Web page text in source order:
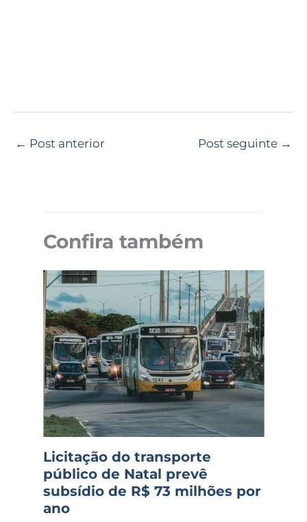
← Post anterior Post seguinte →
Confira também
Licitação do transporte
público de Natal prevê
subsídio de R$ 73 milhões por
ano